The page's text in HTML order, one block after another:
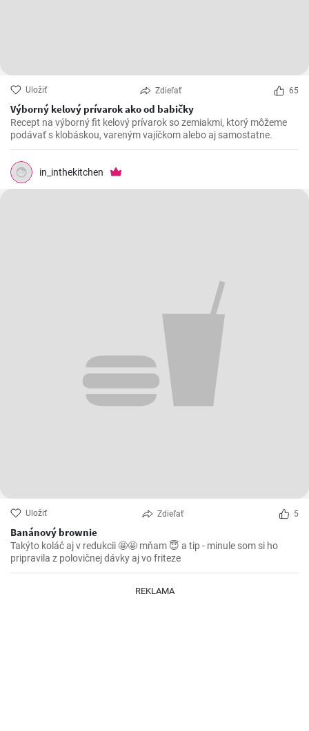
Uložiť Zdieľať 65
Výborný kelový prívarok ako od babičky
Recept na výborný fit kelový prívarok so zemiakmi, ktorý môžeme
podávať s klobáskou, vareným vajíčkom alebo aj samostatne.
in_inthekitchen
Uložiť Zdieľať 5
Banánový brownie
Takýto koláč aj v redukcii 🤩🤩 mňam 😇 a tip - minule som si ho
pripravila z polovičnej dávky aj vo friteze
REKLAMA